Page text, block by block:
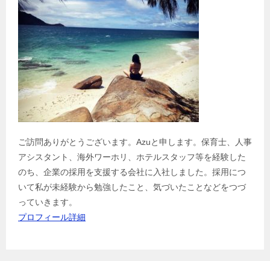
ご訪問ありがとうございます。Azuと申します。保育士、人事
アシスタント、海外ワーホリ、ホテルスタッフ等を経験した
のち、企業の採用を支援する会社に入社しました。採用につ
いて私が未経験から勉強したこと、気づいたことなどをつづ
っていきます。
プロフィール詳細